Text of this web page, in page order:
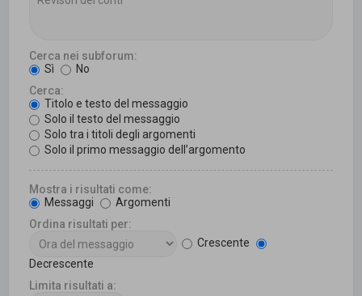
Cerca nei subforum:
Sì
No
Cerca:
Titolo e testo del messaggio
Solo il testo del messaggio
Solo tra i titoli degli argomenti
Solo il primo messaggio dell’argomento
Mostra i risultati come:
Messaggi
Argomenti
Ordina risultati per:
Crescente
Decrescente
Limita risultati a: